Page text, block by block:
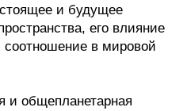
и будущее
его влияние
соотношение в мировой
и общепланетарная